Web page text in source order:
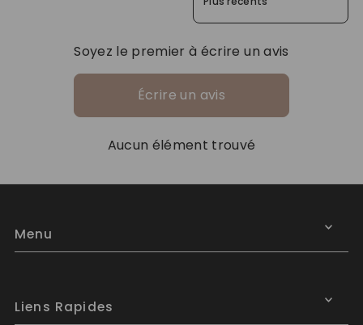
Soyez le premier à écrire un avis
Écrire un avis
Aucun élément trouvé
Menu
Liens Rapides